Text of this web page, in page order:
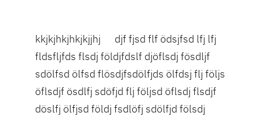
kkjkjhkjhkjkjjhj djf fjsd flf ödsjfsd lfj lfj
fldsfljfds flsdj földjfdslf djöflsdj fösdljf
sdölfsd ölfsd flösdjfsdölfjds ölfdsj flj följs
öflsdjf ösdlfj sdöfjd flj följsd öflsdj flsdjf
döslfj ölfjsd földj fsdlöfj sdölfjd fölsdj